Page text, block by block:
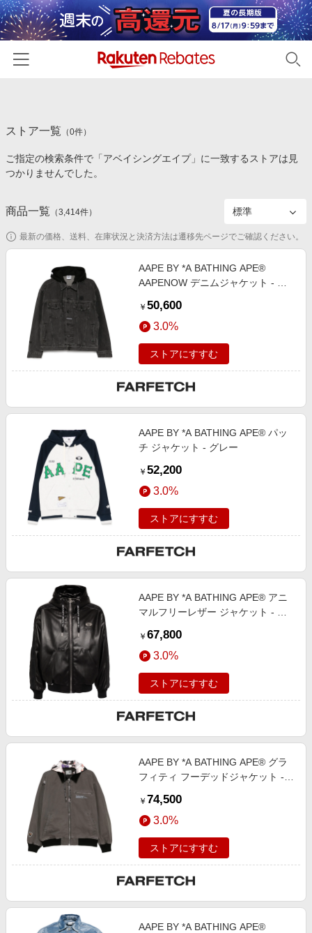
カテゴリー一覧
百貨店・総合ECモール
食品・スイーツ・お酒
コスメ・健康・医薬品
キッズ・ベビー用品
家電・PC・スマホ・カメラ
エンタメ
スポーツ・アウトドア・ゴルフ
旅行・レジャー・ホテル予約
生活・お役立ち
金融・マネー・保険
デジタルコンテンツ
ビジネス・その他サービス
イベント一覧
初回購入者限定特典
対象ストア新規限定特典
電子書籍特集
楽天ペイ導入ストア
楽天サービス特集
旅行特集
わくわく夏特集
Qoo10メガポ
Samsung ボーナスキャンペーン
週末の高還元 夏の長期版
ストア一覧 （0件）
ご指定の検索条件で「アベイシングエイプ」に一致するストアは見
つかりませんでした。
商品一覧 （3,414件）
最新の価格、送料、在庫状況と決済方法は遷移先ページでご確認ください。
AAPE BY *A BATHING APE®
AAPENOW デニムジャケット - ブ
￥ 50,600
3.0%
ストアにすすむ
AAPE BY *A BATHING APE® パッ
チ ジャケット - グレー
￥ 52,200
3.0%
ストアにすすむ
AAPE BY *A BATHING APE® アニ
マルフリーレザー ジャケット - ブ
￥ 67,800
3.0%
ストアにすすむ
AAPE BY *A BATHING APE® グラ
フィティ フーデッドジャケット -
￥ 74,500
3.0%
ストアにすすむ
AAPE BY *A BATHING APE®